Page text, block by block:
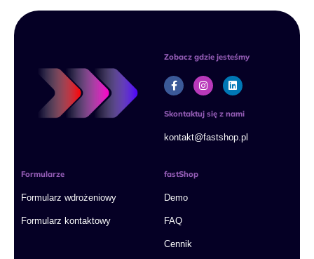
Zobacz gdzie jesteśmy
F
a
b
o
I
n
t
a
r
L
i
e
i
Skontaktuj się z nami
kontakt@fastshop.pl
Formularze
Formularz wdrożeniowy
Formularz kontaktowy
fastShop
Demo
FAQ
Cennik